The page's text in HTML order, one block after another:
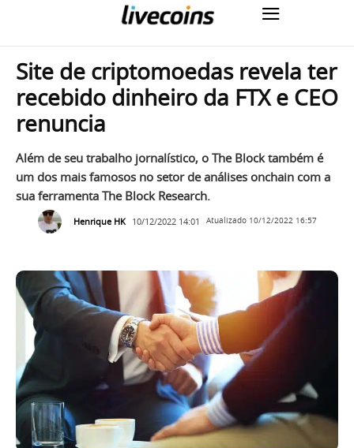
Site de criptomoedas revela ter
recebido dinheiro da FTX e CEO
renuncia
Além de seu trabalho jornalístico, o The Block também é
um dos mais famosos no setor de análises onchain com a
sua ferramenta The Block Research.
Henrique HK 10/12/2022 14:01 Atualizado 10/12/2022 16:57